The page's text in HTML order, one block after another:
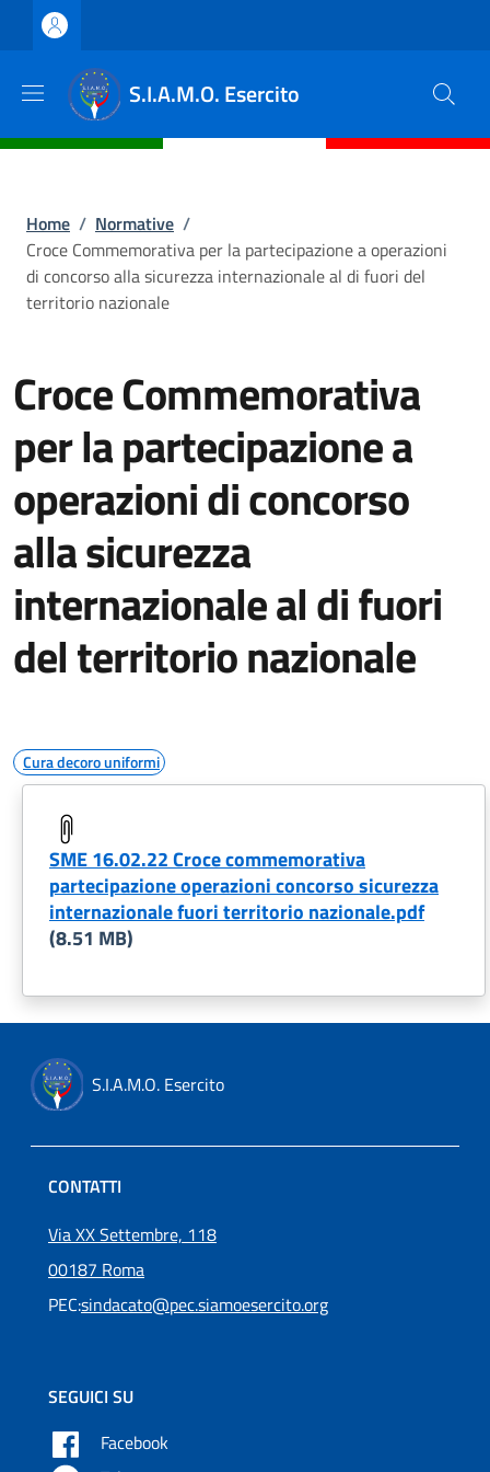
Salta al contenuto principale
Skip to footer content
S.I.A.M.O. Esercito
Briciole di pane
Home / Normative /
Croce Commemorativa per la partecipazione a operazioni
di concorso alla sicurezza internazionale al di fuori del
territorio nazionale
Croce Commemorativa
per la partecipazione a
operazioni di concorso
alla sicurezza
internazionale al di fuori
del territorio nazionale
Cura decoro uniformi
SME 16.02.22 Croce commemorativa
partecipazione operazioni concorso sicurezza
internazionale fuori territorio nazionale.pdf
(8.51 MB)
S.I.A.M.O. Esercito
CONTATTI
Via XX Settembre, 118
00187 Roma
PEC:sindacato@pec.siamoesercito.org
SEGUICI SU
Facebook